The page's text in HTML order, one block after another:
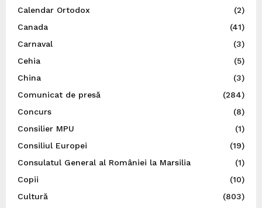
Calendar Ortodox
(2)
Canada
(41)
Carnaval
(3)
Cehia
(5)
China
(3)
Comunicat de presă
(284)
Concurs
(8)
Consilier MPU
(1)
Consiliul Europei
(19)
Consulatul General al României la Marsilia
(1)
Copii
(10)
Cultură
(803)